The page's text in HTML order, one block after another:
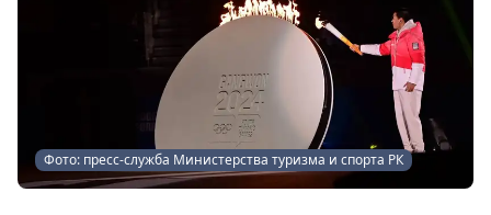
Фото: пресс-служба Министерства туризма и спорта РК